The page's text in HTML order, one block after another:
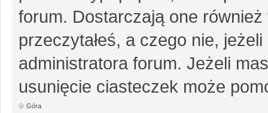
forum. Dostarczają one
przeczytałeś, a czego nie,
administratora forum. Jeżeli
usunięcie ciasteczek może
Góra